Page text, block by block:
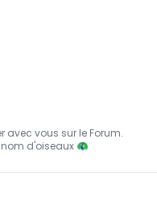
avec vous sur le Forum.
d'oiseaux 🦚